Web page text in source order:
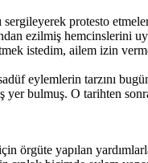
protesto
ezilmiş hemcinslerini
istedim, ailem izin
eylemlerin tarzını
yer bulmuş. O tarihten
örgüte yapılan